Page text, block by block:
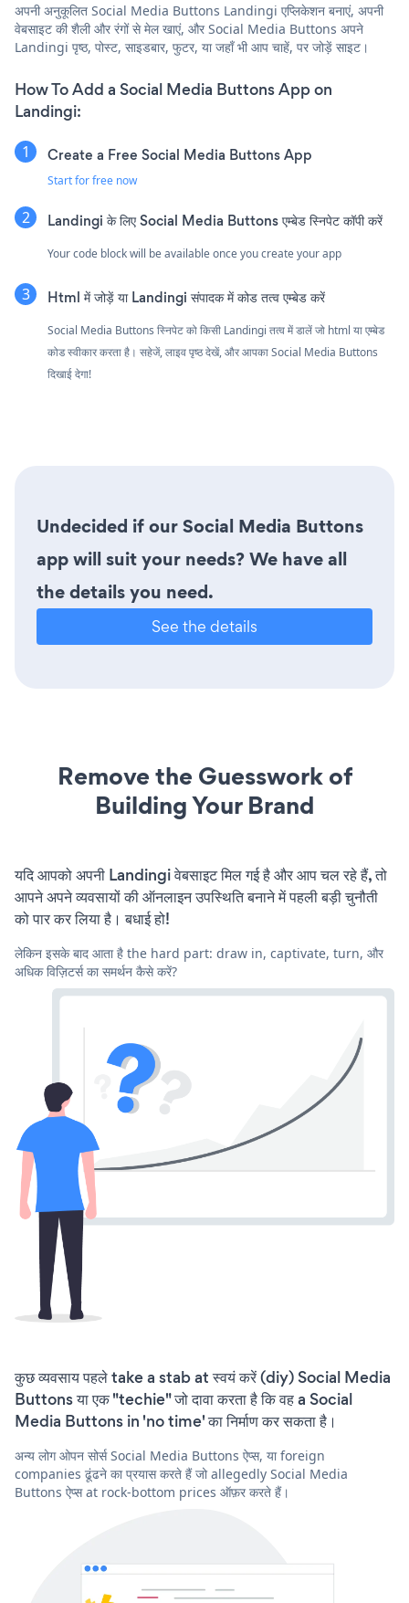
अपनी अनुकूलित Social Media Buttons Landingi एप्लिकेशन बनाएं, अपनी
वेबसाइट की शैली और रंगों से मेल खाएं, और Social Media Buttons अपने
Landingi पृष्ठ, पोस्ट, साइडबार, फुटर, या जहाँ भी आप चाहें, पर जोड़ें साइट।
How To Add a Social Media Buttons App on
Landingi:
Create a Free Social Media Buttons App
Start for free now
Landingi के लिए Social Media Buttons एम्बेड स्निपेट कॉपी करें
Your code block will be available once you create your app
Html में जोड़ें या Landingi संपादक में कोड तत्व एम्बेड करें
Social Media Buttons स्निपेट को किसी Landingi तत्व में डालें जो html या एम्बेड
कोड स्वीकार करता है। सहेजें, लाइव पृष्ठ देखें, और आपका Social Media Buttons
दिखाई देगा!
Undecided if our Social Media Buttons
app will suit your needs? We have all
the details you need.
See the details
Remove the Guesswork of
Building Your Brand
यदि आपको अपनी Landingi वेबसाइट मिल गई है और आप चल रहे हैं, तो
आपने अपने व्यवसायों की ऑनलाइन उपस्थिति बनाने में पहली बड़ी चुनौती
को पार कर लिया है। बधाई हो!
लेकिन इसके बाद आता है the hard part: draw in, captivate, turn, और
अधिक विज़िटर्स का समर्थन कैसे करें?
कुछ व्यवसाय पहले take a stab at स्वयं करें (diy) Social Media
Buttons या एक "techie" जो दावा करता है कि वह a Social
Media Buttons in 'no time' का निर्माण कर सकता है।
अन्य लोग ओपन सोर्स Social Media Buttons ऐप्स, या foreign
companies ढूंढने का प्रयास करते हैं जो allegedly Social Media
Buttons ऐप्स at rock-bottom prices ऑफ़र करते हैं।